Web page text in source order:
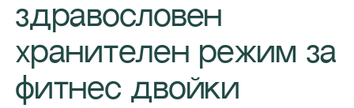
здравословен
хранителен режим за
фитнес двойки